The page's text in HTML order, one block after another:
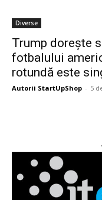
Diverse
Trump dorește
fotbalului
rotundă este
Autorii StartUpShop - 5